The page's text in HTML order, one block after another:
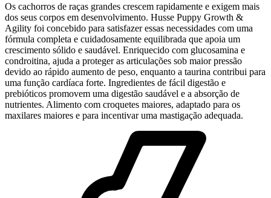
Os cachorros de raças grandes crescem rapidamente e exigem mais
dos seus corpos em desenvolvimento. Husse Puppy Growth &
Agility foi concebido para satisfazer essas necessidades com uma
fórmula completa e cuidadosamente equilibrada que apoia um
crescimento sólido e saudável. Enriquecido com glucosamina e
condroitina, ajuda a proteger as articulações sob maior pressão
devido ao rápido aumento de peso, enquanto a taurina contribui para
uma função cardíaca forte. Ingredientes de fácil digestão e
prebióticos promovem uma digestão saudável e a absorção de
nutrientes. Alimento com croquetes maiores, adaptado para os
maxilares maiores e para incentivar uma mastigação adequada.